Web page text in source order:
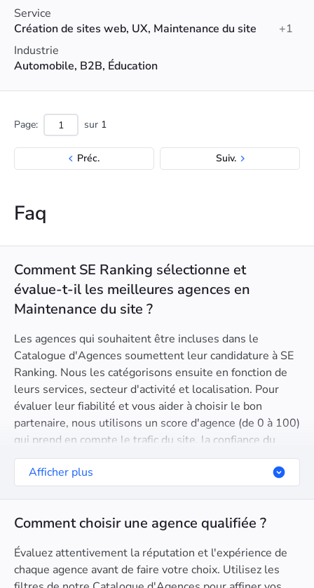
Service
Création de sites web, UX, Maintenance du site
+1
Industrie
Automobile, B2B, Éducation
Préc. Suiv.
Page: sur 1
Faq
Comment SE Ranking sélectionne et
évalue-t-il les meilleures agences en
Maintenance du site ?
Les agences qui souhaitent être incluses dans le
Catalogue d'Agences soumettent leur candidature à SE
Ranking. Nous les catégorisons ensuite en fonction de
leurs services, secteur d'activité et localisation. Pour
évaluer leur fiabilité et vous aider à choisir le bon
partenaire, nous utilisons un score d'agence (de 0 à 100)
qui prend en compte le trafic du site, la confiance du
domaine, la santé SEO, la certification Google Partner, et
d'autres critères.
Afficher plus
Comment choisir une agence qualifiée ?
Évaluez attentivement la réputation et l'expérience de
chaque agence avant de faire votre choix. Utilisez les